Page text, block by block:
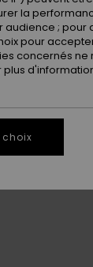
la
audience ;
pour
concernés
choix